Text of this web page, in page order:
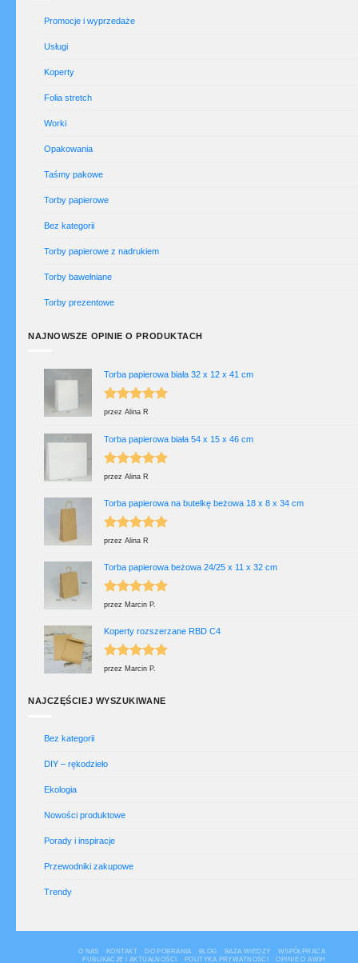
Promocje i wyprzedaże
Usługi
Koperty
Folia stretch
Worki
Opakowania
Taśmy pakowe
Torby papierowe
Bez kategorii
Torby papierowe z nadrukiem
Torby bawełniane
Torby prezentowe
NAJNOWSZE OPINIE O PRODUKTACH
Torba papierowa biała 32 x 12 x 41 cm
Oceniono
przez Alina R
Torba papierowa biała 54 x 15 x 46 cm
Oceniono
przez Alina R
Torba papierowa na butelkę beżowa 18 x 8 x 34 cm
Oceniono
przez Alina R
Torba papierowa beżowa 24/25 x 11 x 32 cm
Oceniono
przez Marcin P.
Koperty rozszerzane RBD C4
Oceniono
przez Marcin P.
NAJCZĘŚCIEJ WYSZUKIWANE
Bez kategorii
DIY – rękodzieło
Ekologia
Nowości produktowe
Porady i inspiracje
Przewodniki zakupowe
Trendy
O NAS KONTAKT DO POBRANIA BLOG BAZA WIEDZY
WSPÓŁPRACA
PUBLIKACJE I AKTUALNOŚCI
POLITYKA PRYWATNOŚCI OPINIE O AWIH